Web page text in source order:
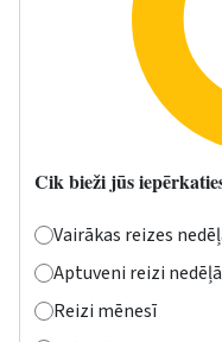
Cik bieži jūs
Vairākas reizes
Aptuveni reizi nedēļā
Reizi mēnesī